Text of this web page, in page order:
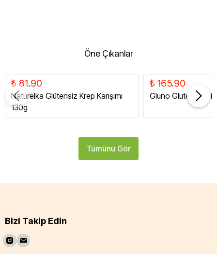
Öne Çıkanlar
₺ 81.90
Naturelka Glütensiz Krep Karışımı
130g
₺ 165.90
Gluno Glutensiz
Tümünü Gör
Bizi Takip Edin